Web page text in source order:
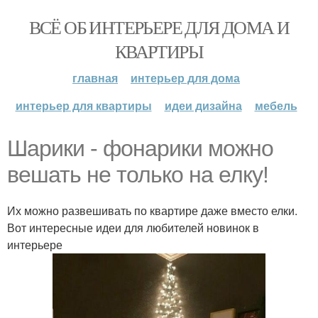
ВСЁ ОБ ИНТЕРЬЕРЕ ДЛЯ ДОМА И
КВАРТИРЫ
главная
интерьер для дома
интерьер для квартиры
идеи дизайна мебель
Шарики - фонарики можно
вешать не только на елку!
Их можно развешивать по квартире даже вместо елки.
Вот интересные идеи для любителей новинок в
интерьере